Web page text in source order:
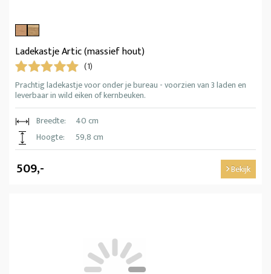
Ladekastje Artic (massief hout)
(1)
Prachtig ladekastje voor onder je bureau - voorzien van 3 laden en
leverbaar in wild eiken of kernbeuken.
Breedte:
40 cm
Hoogte:
59,8 cm
509,- Bekijk